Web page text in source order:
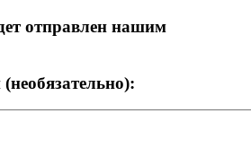
отправлен нашим